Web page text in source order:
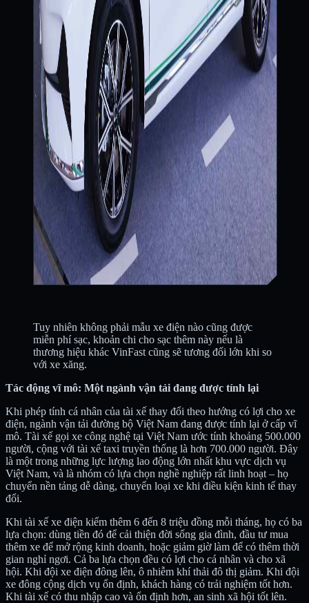
Tuy nhiên không phải mẫu xe điện nào cũng được
miễn phí sạc, khoản chi cho sạc thêm này nếu là
thương hiệu khác VinFast cũng sẽ tương đối lớn khi so
với xe xăng.
Tác động vĩ mô: Một ngành vận tải đang được tính lại
Khi phép tính cá nhân của tài xế thay đổi theo hướng có lợi cho xe
điện, ngành vận tải đường bộ Việt Nam đang được tính lại ở cấp vĩ
mô. Tài xế gọi xe công nghệ tại Việt Nam ước tính khoảng 500.000
người, cộng với tài xế taxi truyền thống là hơn 700.000 người. Đây
là một trong những lực lượng lao động lớn nhất khu vực dịch vụ
Việt Nam, và là nhóm có lựa chọn nghề nghiệp rất linh hoạt – họ
chuyển nền tảng dễ dàng, chuyển loại xe khi điều kiện kinh tế thay
đổi.
Khi tài xế xe điện kiếm thêm 6 đến 8 triệu đồng mỗi tháng, họ có ba
lựa chọn: dùng tiền đó để cải thiện đời sống gia đình, đầu tư mua
thêm xe để mở rộng kinh doanh, hoặc giảm giờ làm để có thêm thời
gian nghỉ ngơi. Cả ba lựa chọn đều có lợi cho cá nhân và cho xã
hội. Khi đội xe điện đông lên, ô nhiễm khí thải đô thị giảm. Khi đội
xe đông cộng dịch vụ ổn định, khách hàng có trải nghiệm tốt hơn.
Khi tài xế có thu nhập cao và ổn định hơn, an sinh xã hội tốt lên.